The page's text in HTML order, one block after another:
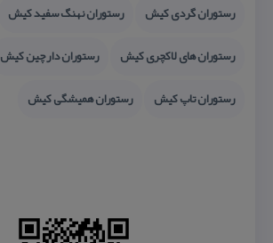
رستوران گردی كیش
رستوران نهنگ سفید كیش
رستوران های لاكچری كیش
رستوران دارچین كیش
رستوران تاپ كیش
رستوران همیشگی كیش